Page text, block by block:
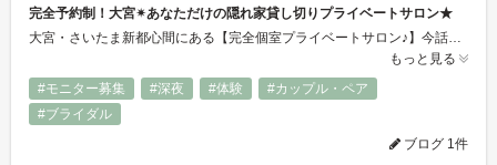
完全予約制！大宮✴︎あなただけの隠れ家貸し切りプライベートサロン★
大宮・さいたま新都心間にある【完全個室プライベートサロン♪】今話題のお肌に優しく、埼玉にはまだ少ないシュガーリング！今ならお得！進化したホットストーンの「バザルト®ストーン」もオススメです☆オイルマッサージ、リフトアップフェイシャル、人気のバストケアなど、あなたのキレイをトータルサポートいたします*.゜マンツーマン対応なので、何でもお気軽にご相談ください◎
もっと見る
#モニター募集
#深夜 #体験
#カップル・ペア
#ブライダル
ブログ 1件